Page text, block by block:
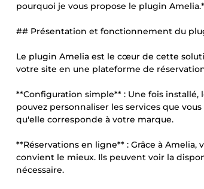
pourquoi je vous propose le plugin
## Présentation et fonctionnement du
Le plugin Amelia est le cœur de cette
votre site en une plateforme de
**Configuration simple** : Une fois
pouvez personnaliser les services que
qu'elle corresponde à votre marque.
**Réservations en ligne** : Grâce à
convient le mieux. Ils peuvent voir la
nécessaire.